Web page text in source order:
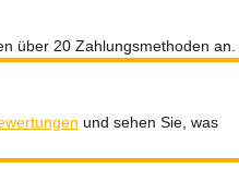
über 20 Zahlungsmethoden an.
und sehen Sie, was